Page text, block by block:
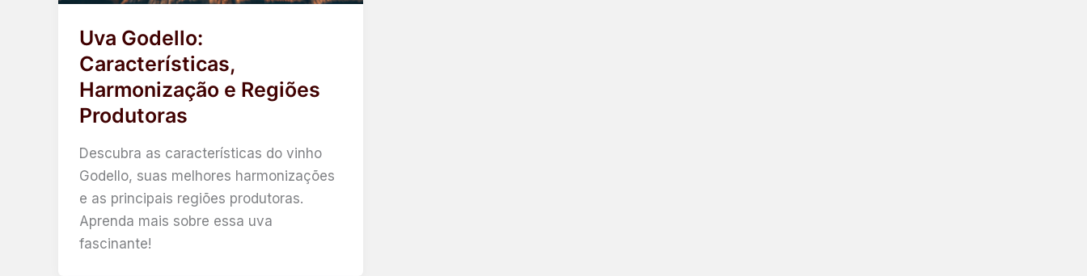
Uva Godello:
Características,
Harmonização e Regiões
Produtoras
Descubra as características do vinho
Godello, suas melhores harmonizações
e as principais regiões produtoras.
Aprenda mais sobre essa uva
fascinante!